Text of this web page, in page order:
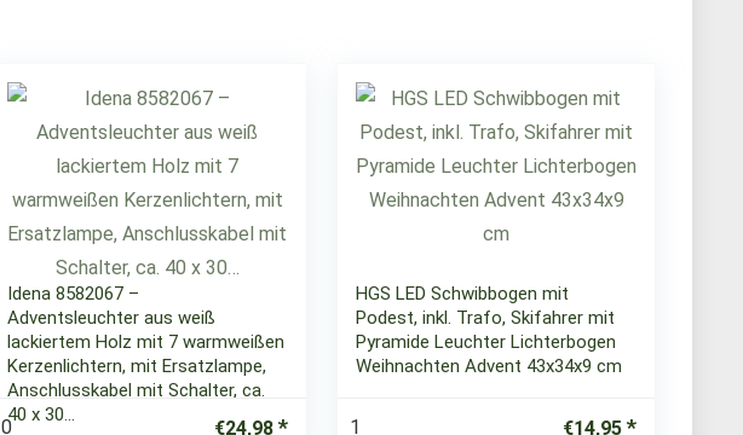
Idena 8582067 –
Adventsleuchter aus weiß
lackiertem Holz mit 7 warmweißen
Kerzenlichtern, mit Ersatzlampe,
Anschlusskabel mit Schalter, ca.
40 x 30…
0 €24,98
HGS LED Schwibbogen mit
Podest, inkl. Trafo, Skifahrer mit
Pyramide Leuchter Lichterbogen
Weihnachten Advent 43x34x9 cm
1 €14,95